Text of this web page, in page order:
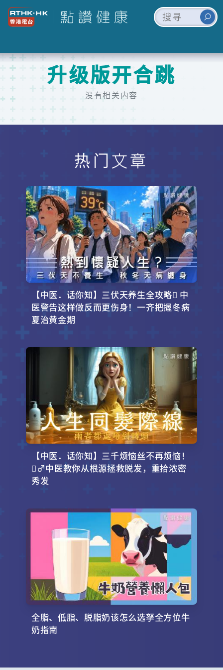
升级版开合跳
没有相关内容
热门文章
【中医．话你知】三伏天养生全攻略 中
医警告这样做反而更伤身！一齐把握冬病
夏治黄金期
【中医．话你知】三千烦恼丝不再烦恼！
‍♂️中医教你从根源拯救脱发，重拾浓密
秀发
全脂、低脂、脱脂奶该怎么选拏全方位牛
奶指南